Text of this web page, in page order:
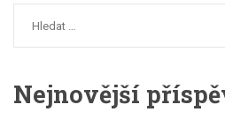
Nejnovější